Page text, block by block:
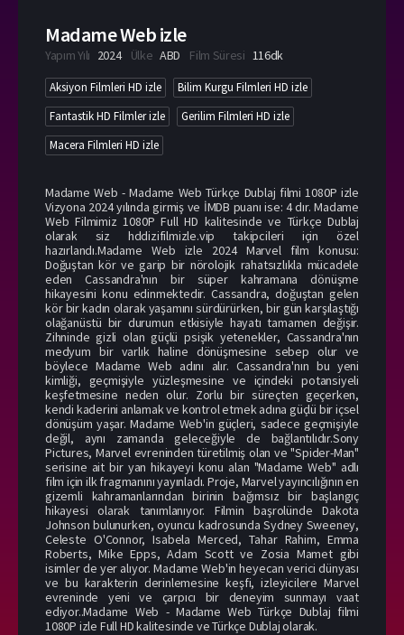
Madame Web izle
Yapım Yılı 2024 Ülke ABD Film Süresi 116dk
Aksiyon Filmleri HD izle
Bilim Kurgu Filmleri HD izle
Fantastik HD Filmler izle
Gerilim Filmleri HD izle
Macera Filmleri HD izle
Madame Web - Madame Web Türkçe Dublaj filmi 1080P izle
Vizyona 2024 yılında girmiş ve İMDB puanı ise: 4 dır. Madame
Web Filmimiz 1080P Full HD kalitesinde ve Türkçe Dublaj
olarak siz hddizifilmizle.vip takipcileri için özel
hazırlandı.Madame Web izle 2024 Marvel film konusu:
Doğuştan kör ve garip bir nörolojik rahatsızlıkla mücadele
eden Cassandra'nın bir süper kahramana dönüşme
hikayesini konu edinmektedir. Cassandra, doğuştan gelen
kör bir kadın olarak yaşamını sürdürürken, bir gün karşılaştığı
olağanüstü bir durumun etkisiyle hayatı tamamen değişir.
Zihninde gizli olan güçlü psişik yetenekler, Cassandra'nın
medyum bir varlık haline dönüşmesine sebep olur ve
böylece Madame Web adını alır. Cassandra'nın bu yeni
kimliği, geçmişiyle yüzleşmesine ve içindeki potansiyeli
keşfetmesine neden olur. Zorlu bir süreçten geçerken,
kendi kaderini anlamak ve kontrol etmek adına güçlü bir içsel
dönüşüm yaşar. Madame Web'in güçleri, sadece geçmişiyle
değil, aynı zamanda geleceğiyle de bağlantılıdır.Sony
Pictures, Marvel evreninden türetilmiş olan ve "Spider-Man"
serisine ait bir yan hikayeyi konu alan "Madame Web" adlı
film için ilk fragmanını yayınladı. Proje, Marvel yayıncılığının en
gizemli kahramanlarından birinin bağımsız bir başlangıç
hikayesi olarak tanımlanıyor. Filmin başrolünde Dakota
Johnson bulunurken, oyuncu kadrosunda Sydney Sweeney,
Celeste O'Connor, Isabela Merced, Tahar Rahim, Emma
Roberts, Mike Epps, Adam Scott ve Zosia Mamet gibi
isimler de yer alıyor. Madame Web'in heyecan verici dünyası
ve bu karakterin derinlemesine keşfi, izleyicilere Marvel
evreninde yeni ve çarpıcı bir deneyim sunmayı vaat
ediyor..Madame Web - Madame Web Türkçe Dublaj filmi
1080P izle Full HD kalitesinde ve Türkçe Dublaj olarak.